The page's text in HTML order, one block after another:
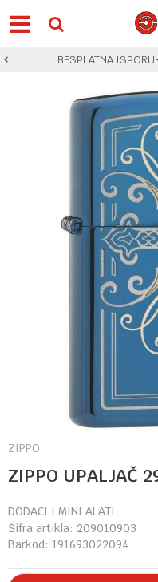
BESPLATNA
ZIPPO
ZIPPO UPALJAČ
DODACI I MINI ALATI
Šifra artikla: 209010903
Barkod: 191693022094